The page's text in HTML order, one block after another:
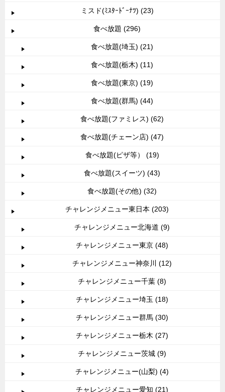
ミスド(ﾐｽﾀｰﾄﾞｰﾅﾂ) (23)
食べ放題 (296)
食べ放題(埼玉) (21)
食べ放題(栃木) (11)
食べ放題(東京) (19)
食べ放題(群馬) (44)
食べ放題(ファミレス) (62)
食べ放題(チェーン店) (47)
食べ放題(ピザ等） (19)
食べ放題(スイーツ) (43)
食べ放題(その他) (32)
チャレンジメニュー東日本 (203)
チャレンジメニュー北海道 (9)
チャレンジメニュー東京 (48)
チャレンジメニュー神奈川 (12)
チャレンジメニュー千葉 (8)
チャレンジメニュー埼玉 (18)
チャレンジメニュー群馬 (30)
チャレンジメニュー栃木 (27)
チャレンジメニュー茨城 (9)
チャレンジメニュー(山梨) (4)
チャレンジメニュー愛知 (21)